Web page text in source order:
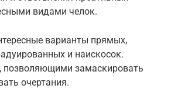
видами челок.
варианты прямых,
и наискосок.
позволяющими замаскировать
очертания.